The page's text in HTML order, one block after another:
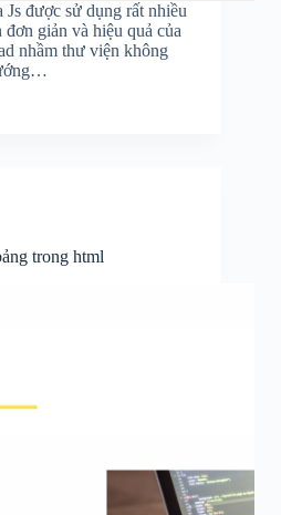
được sử dụng rất nhiều
giản và hiệu quả của
nhầm thư viện không
trong html